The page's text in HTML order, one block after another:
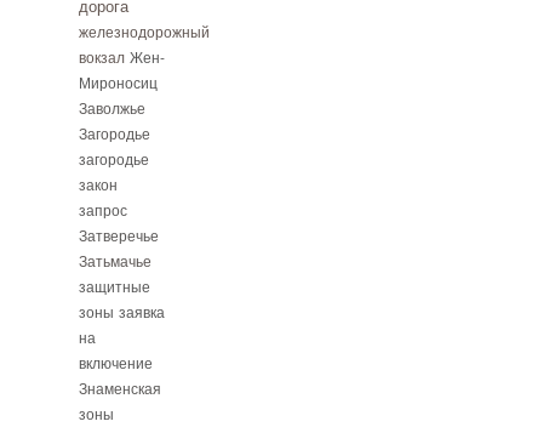
дорога
железнодорожный
вокзал Жен-
Мироносиц
Заволжье
Загородье
загородье
закон
запрос
Затверечье
Затьмачье
защитные
зоны заявка
на
включение
Знаменская
зоны